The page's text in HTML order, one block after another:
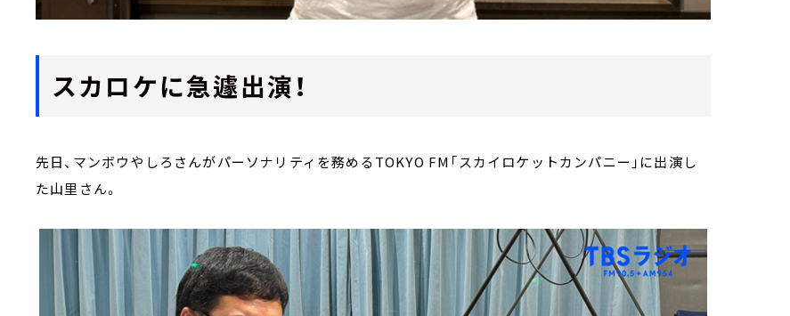
スカロケに急遽出演！
先日、マンボウやしろさんがパーソナリティを務めるTOKYO FM「スカイロケットカンパニー」に出演し
た山里さん。